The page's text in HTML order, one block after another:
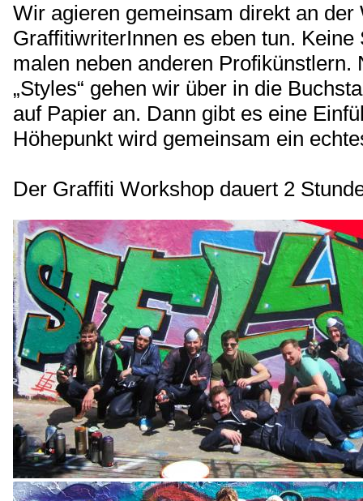
Wir agieren gemeinsam direkt an
GraffitiwriterInnen es eben tun.
malen neben anderen
„Styles“ gehen wir über in die
auf Papier an. Dann gibt es eine
Höhepunkt wird gemeinsam ein
Der Graffiti Workshop dauert 2